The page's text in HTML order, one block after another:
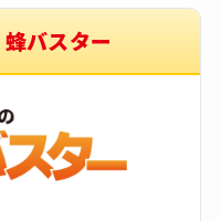
蜂バスター